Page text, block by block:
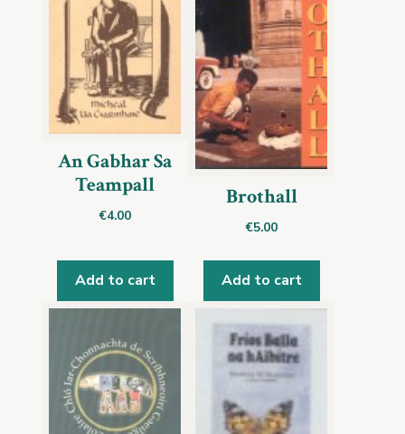
An Gabhar Sa
Teampall
€4.00
Add to cart
Brothall
€5.00
Add to cart